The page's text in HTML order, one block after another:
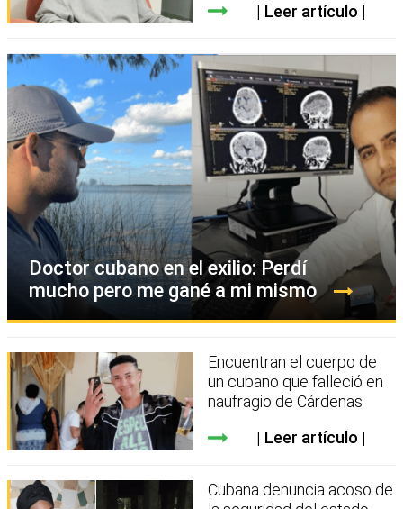
Leer artículo
Doctor cubano en el exilio: Perdí
mucho pero me gané a mi mismo
Encuentran el cuerpo de
un cubano que falleció en
naufragio de Cárdenas
Leer artículo
Cubana denuncia acoso de